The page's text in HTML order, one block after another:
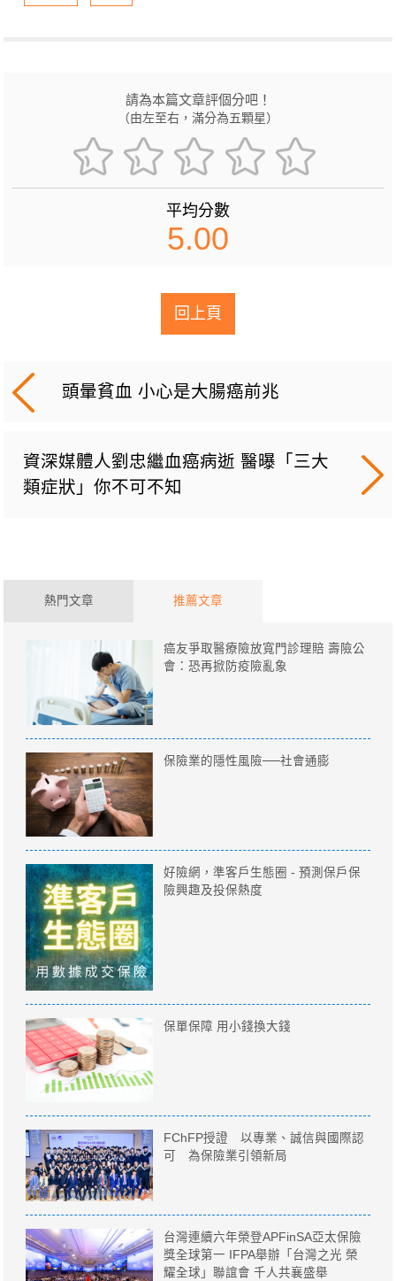
請為本篇文章評個分吧！
（由左至右，滿分為五顆星）
平均分數
5.00
回上頁
頭暈貧血 小心是大腸癌前兆
資深媒體人劉忠繼血癌病逝 醫曝「三大
類症狀」你不可不知
熱門文章 推薦文章
癌友爭取醫療險放寬門診理賠 壽險公
會：恐再掀防疫險亂象
保險業的隱性風險──社會通膨
好險網，準客戶生態圈 - 預測保戶保
險興趣及投保熱度
保單保障 用小錢換大錢
FChFP授證 以專業、誠信與國際認
可 為保險業引領新局
台灣連續六年榮登APFinSA亞太保險
獎全球第一 IFPA舉辦「台灣之光 榮
耀全球」聯誼會 千人共襄盛舉